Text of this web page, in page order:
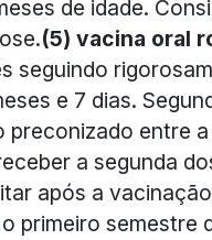
de idade.
(5) vacina oral
seguindo
e 7 dias.
preconizado entre
a segunda
após a
primeiro semestre